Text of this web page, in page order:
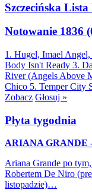
Szczecińska
Notowanie 1836
1. Hugel, Imael
Body Isn't Ready 3.
River (Angels Above
Chico 5. Temper City
Zobacz Głosuj »
Płyta tygodnia
ARIANA GRANDE -
Ariana Grande po
Robertem De Niro
listopadzie)…